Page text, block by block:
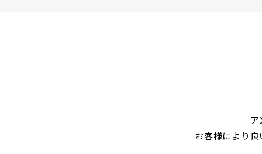
お客様により